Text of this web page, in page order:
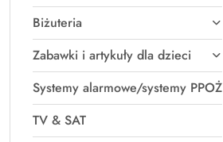
Biżuteria
Zabawki i artykuły dla dzieci
Systemy alarmowe/systemy PPOŻ
TV & SAT